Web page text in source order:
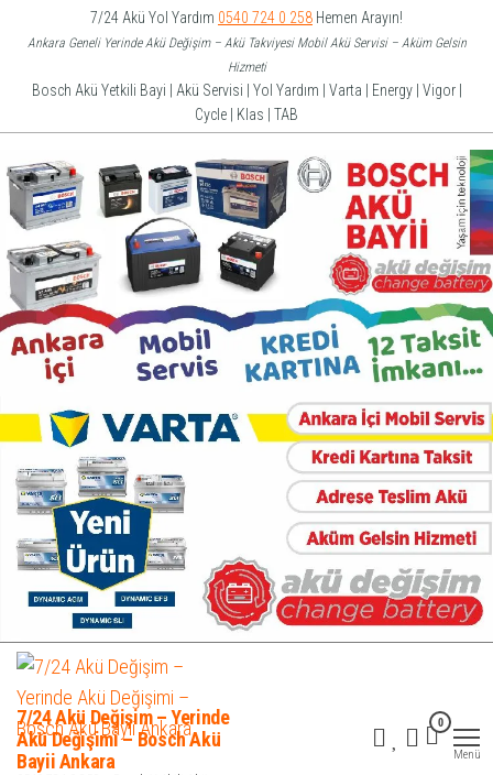
7/24 Akü Yol Yardım 0540 724 0 258 Hemen Arayın!
Ankara Geneli Yerinde Akü Değişim – Akü Takviyesi Mobil Akü Servisi – Aküm Gelsin
Hizmeti
Bosch Akü Yetkili Bayi | Akü Servisi | Yol Yardım | Varta | Energy | Vigor |
Cycle | Klas | TAB
7/24 Akü Değişim – Yerinde
Akü Değişimi – Bosch Akü
Bayii Ankara
0
Menü